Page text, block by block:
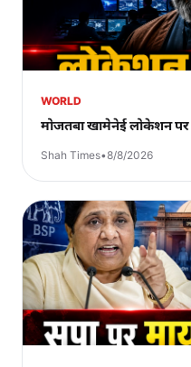
WORLD
मोजतबा खामेनेई लोकेशन
Shah Times•8/8/2026